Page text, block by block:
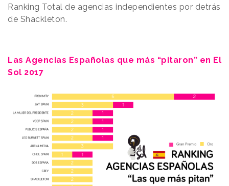
Ranking Total de agencias independientes por detrás
de Shackleton.
Las Agencias Españolas que más “pitaron” en El
Sol 2017